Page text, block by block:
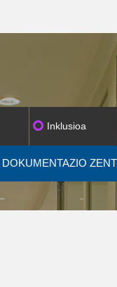
DOKUMENTAZIO
Inklusioa